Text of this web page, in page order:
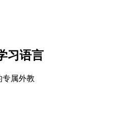
习语言
专属外教